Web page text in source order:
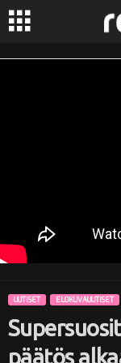
R
w
UUTISET ELOKUVAUUTISET
päätös